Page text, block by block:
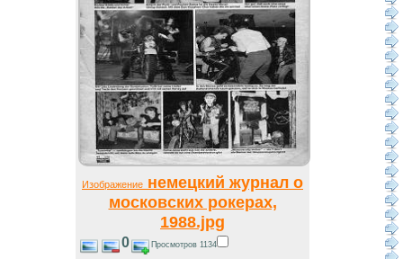
Изображение немецкий журнал о
московских рокерах,
1988.jpg
0 Просмотров 1134